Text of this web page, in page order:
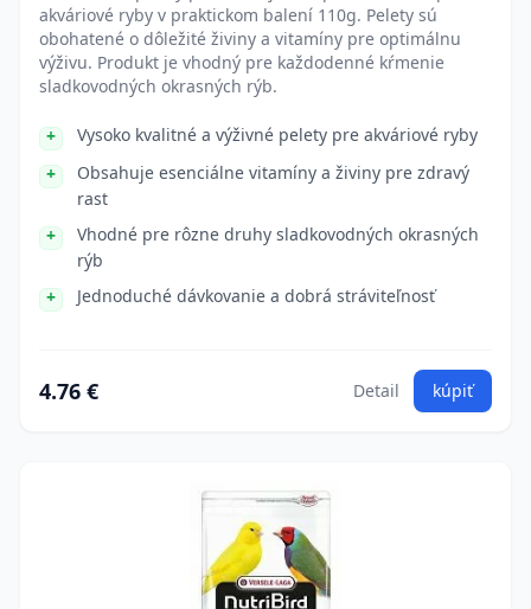
akváriové ryby v praktickom balení 110g. Pelety sú
obohatené o dôležité živiny a vitamíny pre optimálnu
výživu. Produkt je vhodný pre každodenné kŕmenie
sladkovodných okrasných rýb.
Vysoko kvalitné a výživné pelety pre akváriové ryby
Obsahuje esenciálne vitamíny a živiny pre zdravý
rast
Vhodné pre rôzne druhy sladkovodných okrasných
rýb
Jednoduché dávkovanie a dobrá stráviteľnosť
4.76 € Detail kúpiť